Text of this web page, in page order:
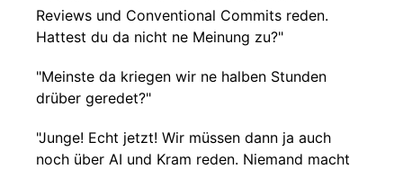
Reviews und Conventional Commits reden.
Hattest du da nicht ne Meinung zu?"
"Meinste da kriegen wir ne halben Stunden
drüber geredet?"
"Junge! Echt jetzt! Wir müssen dann ja auch
noch über AI und Kram reden. Niemand macht